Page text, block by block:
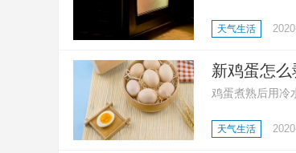
工作，在听到提
天气生活
新鸡蛋怎
鸡蛋煮熟后用冷
浅的坑后在放进
天气生活